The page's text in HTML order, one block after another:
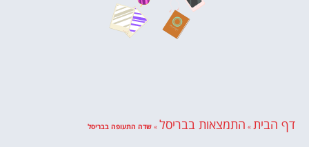
דף הבית » התמצאות בבריסל » שדה התעופה בבריסל